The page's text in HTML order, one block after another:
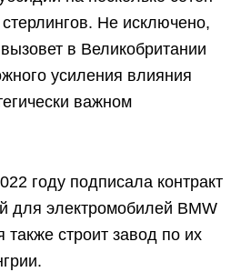
Не исключено,
в Великобритании
усиления влияния
важном
году подписала контракт
для электромобилей BMW
строит завод по их